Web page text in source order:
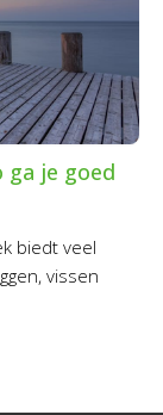
ga je goed
biedt veel
vissen